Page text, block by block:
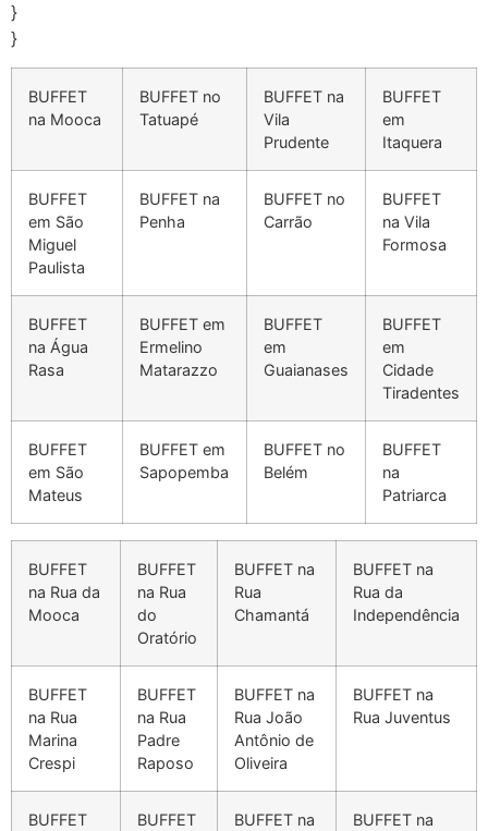
}
}
BUFFET
na Mooca
BUFFET no
Tatuapé
BUFFET na
Vila
Prudente
BUFFET
em
Itaquera
BUFFET
em São
Miguel
Paulista
BUFFET na
Penha
BUFFET no
Carrão
BUFFET
na Vila
Formosa
BUFFET
na Água
Rasa
BUFFET em
Ermelino
Matarazzo
BUFFET
em
Guaianases
BUFFET
em
Cidade
Tiradentes
BUFFET
em São
Mateus
BUFFET em
Sapopemba
BUFFET no
Belém
BUFFET
na
Patriarca
BUFFET
na Rua da
Mooca
BUFFET
na Rua
do
Oratório
BUFFET na
Rua
Chamantá
BUFFET na
Rua da
Independência
BUFFET
na Rua
Marina
Crespi
BUFFET
na Rua
Padre
Raposo
BUFFET na
Rua João
Antônio de
Oliveira
BUFFET na
Rua Juventus
BUFFET
BUFFET
BUFFET na
BUFFET na